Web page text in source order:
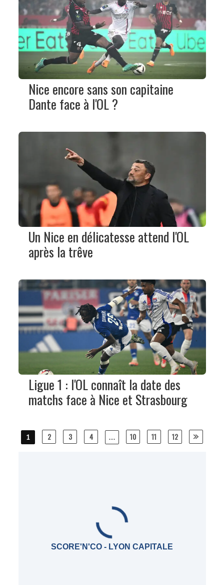
Nice encore sans son capitaine
Dante face à l'OL ?
Un Nice en délicatesse attend l'OL
après la trêve
Ligue 1 : l'OL connaît la date des
matchs face à Nice et Strasbourg
Posts
1 2 3 4 … 10 11 12
SCORE'N'CO - LYON CAPITALE